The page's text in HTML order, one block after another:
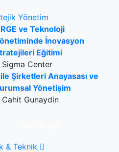
Yönetim
ve Teknoloji
İnovasyon
Eğitimi
Sigma Center
Şirketleri Anayasası ve
Yönetişim
Cahit Gunaydin
& Teknik